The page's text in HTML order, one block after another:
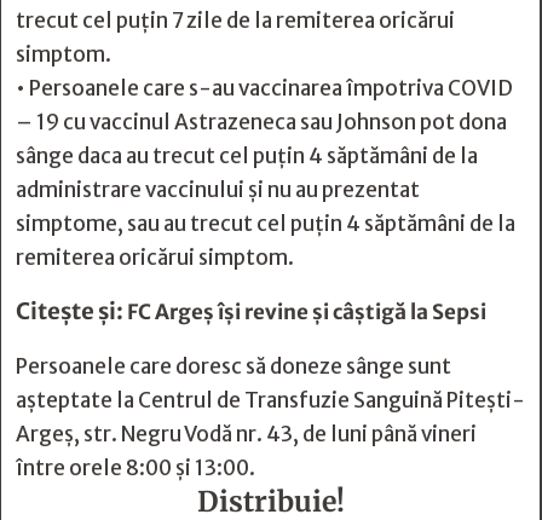
trecut cel puțin 7 zile de la remiterea oricărui
simptom.
• Persoanele care s-au vaccinarea împotriva COVID
– 19 cu vaccinul Astrazeneca sau Johnson pot dona
sânge daca au trecut cel puțin 4 săptămâni de la
administrare vaccinului și nu au prezentat
simptome, sau au trecut cel puțin 4 săptămâni de la
remiterea oricărui simptom.
Citește și: FC Argeș își revine și câștigă la Sepsi
Persoanele care doresc să doneze sânge sunt
așteptate la Centrul de Transfuzie Sanguină Pitești-
Argeș, str. Negru Vodă nr. 43, de luni până vineri
între orele 8:00 și 13:00.
Distribuie!